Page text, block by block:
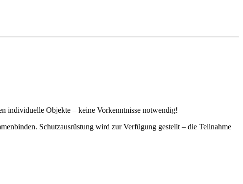
individuelle Objekte – keine Vorkenntnisse notwendig!
Schutzausrüstung wird zur Verfügung gestellt – die Teilnahme